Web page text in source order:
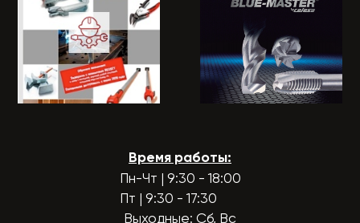
Время работы:
Пн-Чт | 9:30 - 18:00
Пт | 9:30 - 17:30
Выходные: Сб, Вс